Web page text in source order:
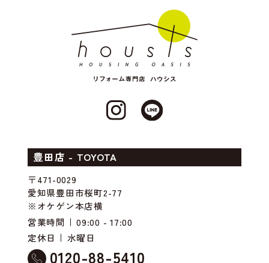
豊田店 - TOYOTA
〒471-0029
愛知県豊田市桜町2-77
※オケゲン本店横
営業時間
09:00 - 17:00
定休日
水曜日
0120-88-5410